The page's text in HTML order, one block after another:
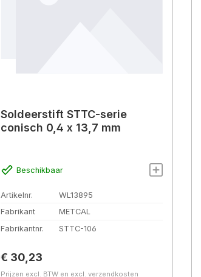
Soldeerstift STTC-serie
conisch 0,4 x 13,7 mm
Beschikbaar
Artikelnr.
WL13895
Fabrikant
METCAL
Fabrikantnr.
STTC-106
Normale prijs:
€ 30,23
Prijzen excl. BTW en excl. verzendkosten